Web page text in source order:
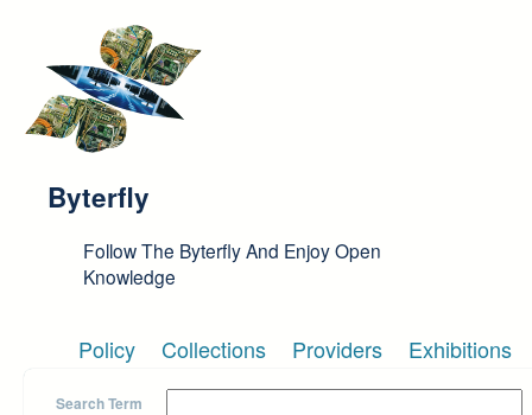
Byterfly
Follow The Byterfly And Enjoy Open
Knowledge
Policy Collections Providers Exhibitions
Search Term